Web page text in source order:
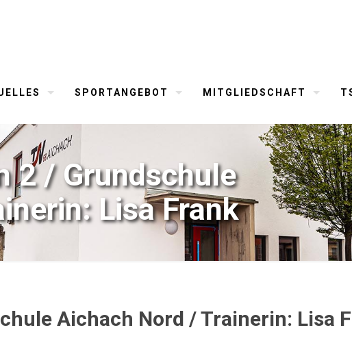
SPORTANGEBOT MITGLIEDSCHAFT
2 / Grundschule
Lisa Frank
Aichach Nord / Trainerin: Lisa